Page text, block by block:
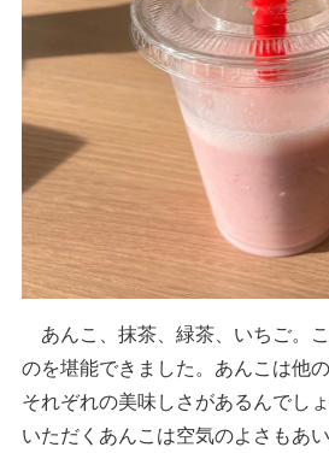
あんこ、抹茶、緑茶、いちご。
のを堪能できました。あんこは他
それぞれの美味しさがあるんでし
いただくあんこは空気のよさもあ